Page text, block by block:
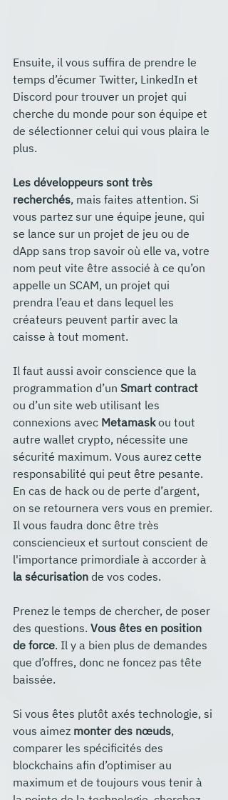
Ensuite, il vous suffira de prendre le
temps d’écumer Twitter, LinkedIn et
Discord pour trouver un projet qui
cherche du monde pour son équipe et
de sélectionner celui qui vous plaira le
plus.
Les développeurs sont très
recherchés, mais faites attention. Si
vous partez sur une équipe jeune, qui
se lance sur un projet de jeu ou de
dApp sans trop savoir où elle va, votre
nom peut vite être associé à ce qu’on
appelle un SCAM, un projet qui
prendra l’eau et dans lequel les
créateurs peuvent partir avec la
caisse à tout moment.
Il faut aussi avoir conscience que la
programmation d’un Smart contract
ou d’un site web utilisant les
connexions avec Metamask ou tout
autre wallet crypto, nécessite une
sécurité maximum. Vous aurez cette
responsabilité qui peut être pesante.
En cas de hack ou de perte d’argent,
on se retournera vers vous en premier.
Il vous faudra donc être très
consciencieux et surtout conscient de
l'importance primordiale à accorder à
la sécurisation de vos codes.
Prenez le temps de chercher, de poser
des questions. Vous êtes en position
de force. Il y a bien plus de demandes
que d’offres, donc ne foncez pas tête
baissée.
Si vous êtes plutôt axés technologie, si
vous aimez monter des nœuds,
comparer les spécificités des
blockchains afin d’optimiser au
maximum et de toujours vous tenir à